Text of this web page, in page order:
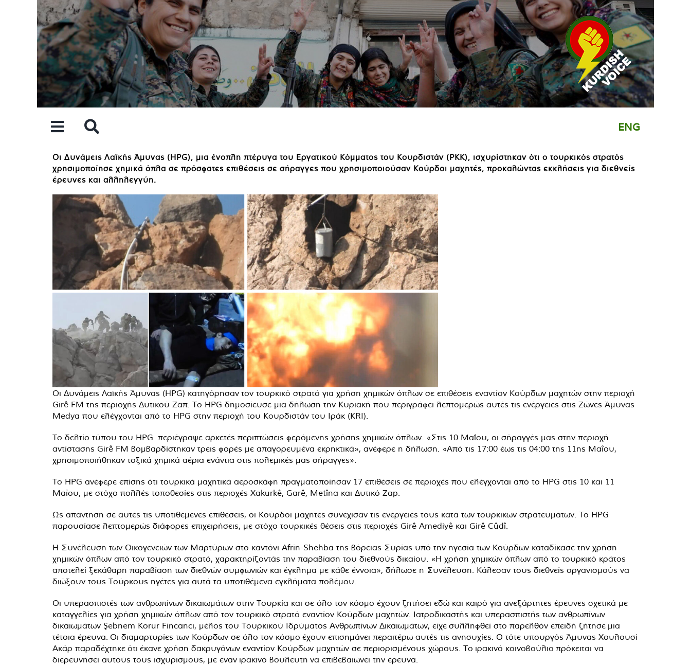
ENG
Οι Δυνάμεις Λαϊκής Άμυνας (HPG), μια ένοπλη πτέρυγα του Εργατικού Κόμματος του Κουρδιστάν (PKK), ισχυρίστηκαν ότι ο τουρκικός στρατός
χρησιμοποίησε χημικά όπλα σε πρόσφατες επιθέσεις σε σήραγγες που χρησιμοποιούσαν Κούρδοι μαχητές, προκαλώντας εκκλήσεις για διεθνείς
έρευνες και αλληλεγγύη.
Οι Δυνάμεις Λαϊκής Άμυνας (HPG) κατηγόρησαν τον τουρκικό στρατό για χρήση χημικών όπλων σε επιθέσεις εναντίον Κούρδων μαχητών στην περιοχή
Girê FM της περιοχής Δυτικού Ζαπ. Το HPG δημοσίευσε μια δήλωση την Κυριακή που περιγράφει λεπτομερώς αυτές τις ενέργειες στις Ζώνες Άμυνας
Medya που ελέγχονται από το HPG στην περιοχή του Κουρδιστάν του Ιράκ (KRI).
Το δελτίο τύπου του HPG περιέγραψε αρκετές περιπτώσεις φερόμενης χρήσης χημικών όπλων. «Στις 10 Μαΐου, οι σήραγγές μας στην περιοχή
αντίστασης Girê FM βομβαρδίστηκαν τρεις φορές με απαγορευμένα εκρηκτικά», ανέφερε η δήλωση. «Από τις 17:00 έως τις 04:00 της 11ης Μαΐου,
χρησιμοποιήθηκαν τοξικά χημικά αέρια ενάντια στις πολεμικές μας σήραγγες».
Το HPG ανέφερε επίσης ότι τουρκικά μαχητικά αεροσκάφη πραγματοποίησαν 17 επιθέσεις σε περιοχές που ελέγχονται από το HPG στις 10 και 11
Μαΐου, με στόχο πολλές τοποθεσίες στις περιοχές Xakurkê, Garê, Metîna και Δυτικό Zap.
Ως απάντηση σε αυτές τις υποτιθέμενες επιθέσεις, οι Κούρδοι μαχητές συνέχισαν τις ενέργειές τους κατά των τουρκικών στρατευμάτων. Το HPG
παρουσίασε λεπτομερώς διάφορες επιχειρήσεις, με στόχο τουρκικές θέσεις στις περιοχές Girê Amediyê και Girê Cûdî.
Η Συνέλευση των Οικογενειών των Μαρτύρων στο καντόνι Afrin-Shehba της βόρειας Συρίας υπό την ηγεσία των Κούρδων καταδίκασε την χρήση
χημικών όπλων από τον τουρκικό στρατό, χαρακτηρίζοντάς την παραβίαση του διεθνούς δικαίου. «Η χρήση χημικών όπλων από το τουρκικό κράτος
αποτελεί ξεκάθαρη παραβίαση των διεθνών συμφωνιών και έγκλημα με κάθε έννοια», δήλωσε η Συνέλευση. Κάλεσαν τους διεθνείς οργανισμούς να
διώξουν τους Τούρκους ηγέτες για αυτά τα υποτιθέμενα εγκλήματα πολέμου.
Οι υπερασπιστές των ανθρωπίνων δικαιωμάτων στην Τουρκία και σε όλο τον κόσμο έχουν ζητήσει εδώ και καιρό για ανεξάρτητες έρευνες σχετικά με
καταγγελίες για χρήση χημικών όπλων από τον τουρκικό στρατό εναντίον Κούρδων μαχητών. Ιατροδικαστής και υπερασπιστής των ανθρωπίνων
δικαιωμάτων Şebnem Korur Fincancı, μέλος του Τουρκικού Ιδρύματος Ανθρωπίνων Δικαιωμάτων, είχε συλληφθεί στο παρελθόν επειδή ζήτησε μια
τέτοια έρευνα. Οι διαμαρτυρίες των Κούρδων σε όλο τον κόσμο έχουν επισημάνει περαιτέρω αυτές τις ανησυχίες. Ο τότε υπουργός Άμυνας Χουλουσί
Ακάρ παραδέχτηκε ότι έκανε χρήση δακρυγόνων εναντίον Κούρδων μαχητών σε περιορισμένους χώρους. Το ιρακινό κοινοβούλιο πρόκειται να
διερευνήσει αυτούς τους ισχυρισμούς, με έναν ιρακινό βουλευτή να επιβεβαιώνει την έρευνα.